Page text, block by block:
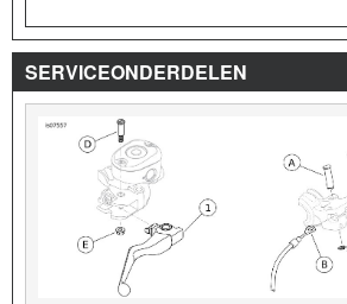
SERVICEONDERDELEN